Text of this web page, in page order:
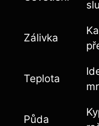
Zálivka
Teplota
Půda